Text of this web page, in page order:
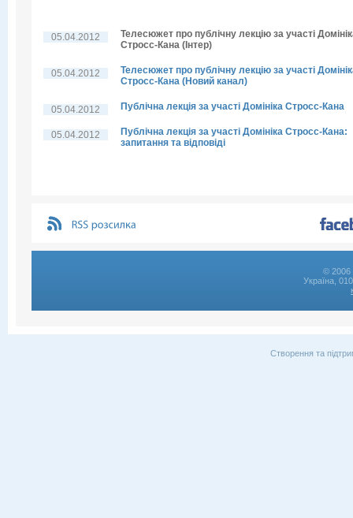
05.04.2012
Телесюжет про публічну лекцію за участі
Стросс-Кана (Інтер)
05.04.2012
Телесюжет про публічну лекцію за участі
Стросс-Кана (Новий канал)
05.04.2012 Публічна лекція за участі Домініка Стросс-Кана
05.04.2012
Публічна лекція за участі Домініка Стросс-Кана:
запитання та відповіді
© 2006
Україна,
Створення та